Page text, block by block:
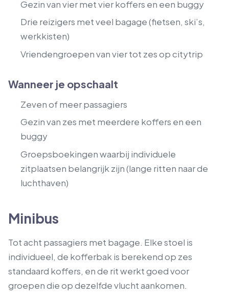
Gezin van vier met vier koffers en een buggy
Drie reizigers met veel bagage (fietsen, ski’s,
werkkisten)
Vriendengroepen van vier tot zes op citytrip
Wanneer je opschaalt
Zeven of meer passagiers
Gezin van zes met meerdere koffers en een
buggy
Groepsboekingen waarbij individuele
zitplaatsen belangrijk zijn (lange ritten naar de
luchthaven)
Minibus
Tot acht passagiers met bagage. Elke stoel is
individueel, de kofferbak is berekend op zes
standaard koffers, en de rit werkt goed voor
groepen die op dezelfde vlucht aankomen.